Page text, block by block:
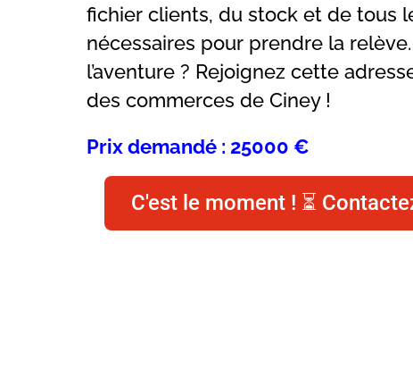
fichier clients, du stock et de tous
nécessaires pour prendre la
l’aventure ? Rejoignez cette
des commerces de Ciney !
Prix demandé : 25000 €
C'est le moment ! ⏳